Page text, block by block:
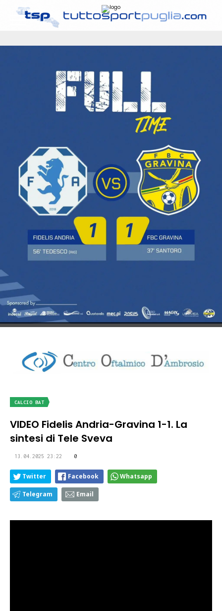
CALCIO BAT
VIDEO Fidelis Andria-Gravina 1-1. La
sintesi di Tele Sveva
13.04.2025 23:22 0
Twitter Facebook Whatsapp
Telegram Email